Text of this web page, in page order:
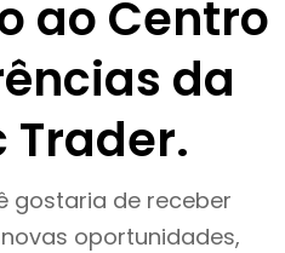
ao Centro
da
Trader.
gostaria de receber
oportunidades,